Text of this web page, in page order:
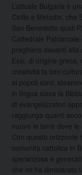
L’attuale Bulgaria è
Cirillo e Metodio, che
San Benedetto quali
Cattedrale Patriarcale
preghiera davanti alla
Essi, di origine greca,
creatività la loro
ai popoli slavi;
in lingua slava la
di evangelizzatori
raggiunga quanti
nuovo le terre dove le
Con questo orizzonte
comunità cattolica in
speranzosa e
che mi ha dimostrato